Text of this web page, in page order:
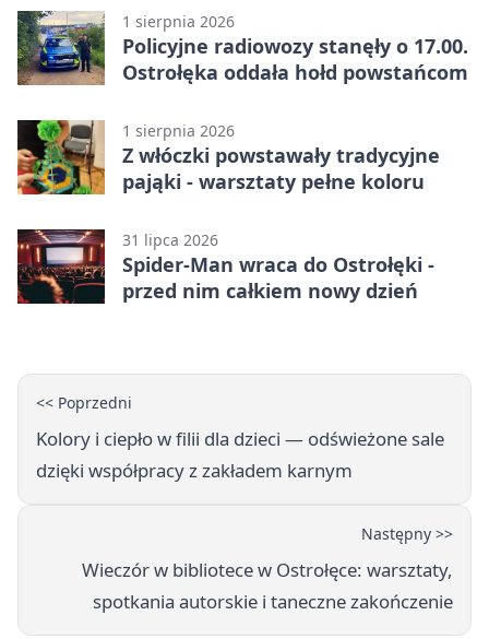
wykonawcę?
1 sierpnia 2026
Policyjne radiowozy stanęły o 17.00.
Ostrołęka oddała hołd powstańcom
1 sierpnia 2026
Z włóczki powstawały tradycyjne
pająki - warsztaty pełne koloru
31 lipca 2026
Spider-Man wraca do Ostrołęki -
przed nim całkiem nowy dzień
<< Poprzedni
Kolory i ciepło w filii dla dzieci — odświeżone sale
dzięki współpracy z zakładem karnym
Następny >>
Wieczór w bibliotece w Ostrołęce: warsztaty,
spotkania autorskie i taneczne zakończenie